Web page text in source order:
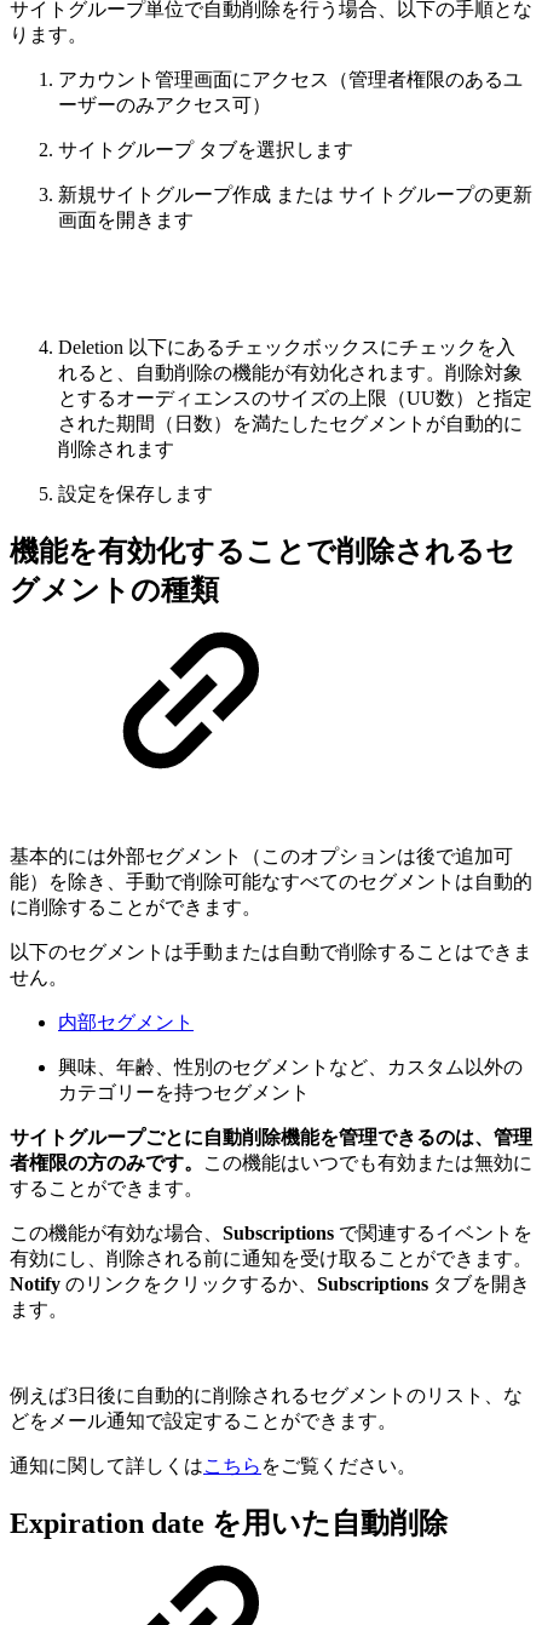
サイトグループ単位で自動削除を行う場合、以下の手順とな
ります。
アカウント管理画面にアクセス（管理者権限のあるユ
ーザーのみアクセス可）
サイトグループ タブを選択します
新規サイトグループ作成 または サイトグループの更新
画面を開きます
Deletion 以下にあるチェックボックスにチェックを入
れると、自動削除の機能が有効化されます。削除対象
とするオーディエンスのサイズの上限（UU数）と指定
された期間（日数）を満たしたセグメントが自動的に
削除されます
設定を保存します
機能を有効化することで削除されるセ
グメントの種類
基本的には外部セグメント（このオプションは後で追加可
能）を除き、手動で削除可能なすべてのセグメントは自動的
に削除することができます。
以下のセグメントは手動または自動で削除することはできま
せん。
内部セグメント
興味、年齢、性別のセグメントなど、カスタム以外の
カテゴリーを持つセグメント
サイトグループごとに自動削除機能を管理できるのは、管理
者権限の方のみです。
この機能はいつでも有効または無効に
することができます。
この機能が有効な場合、 Subscriptions で関連するイベントを
有効にし、削除される前に通知を受け取ることができます。
Notify のリンクをクリックするか、 Subscriptions タブを開き
ます。
例えば3日後に自動的に削除されるセグメントのリスト、な
どをメール通知で設定することができます。
通知に関して詳しくはこちら をご覧ください。
Expiration date を用いた自動削除